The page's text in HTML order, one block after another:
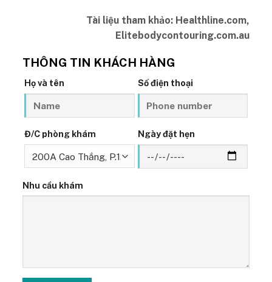
Tài liệu tham khảo: Healthline.com,
Elitebodycontouring.com.au
THÔNG TIN KHÁCH HÀNG
Họ và tên Số điện thoại
Đ/C phòng khám Ngày đặt hẹn
Nhu cầu khám